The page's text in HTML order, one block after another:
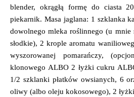
blender, okrągłą formę do ciasta
piekarnik. Masa jaglana: 1 szklanka
dowolnego mleka roślinnego (u mnie
słodkie), 2 krople aromatu
wyszorowanej pomarańczy,
klonowego ALBO 2 łyżki cukru
1/2 szklanki płatków owsianych, 6
oliwy (albo oleju kokosowego), 2